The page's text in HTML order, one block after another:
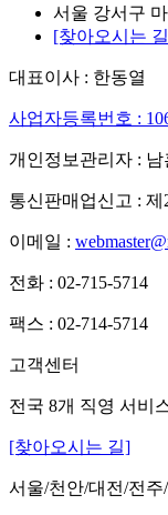
서울 강서구
[찾아오시는
대표이사 : 한동열
사업자등록번호 :
개인정보관리자 : 남
통신판매업신고 : 제
이메일 :
전화 : 02-715-5714
팩스 : 02-714-5714
고객센터
전국 8개 직영 서비
[찾아오시는 길]
서울/천안/대전/전